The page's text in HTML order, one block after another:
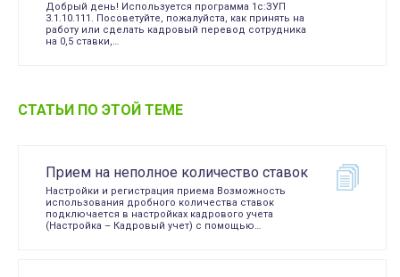
Добрый день! Используется программа 1с:ЗУП
3.1.10.111. Посоветуйте, пожалуйста, как принять на
работу или сделать кадровый перевод сотрудника
на 0,5 ставки,…
СТАТЬИ ПО ЭТОЙ ТЕМЕ
Прием на неполное количество ставок
Настройки и регистрация приема Возможность
использования дробного количества ставок
подключается в настройках кадрового учета
(Настройка – Кадровый учет) с помощью…